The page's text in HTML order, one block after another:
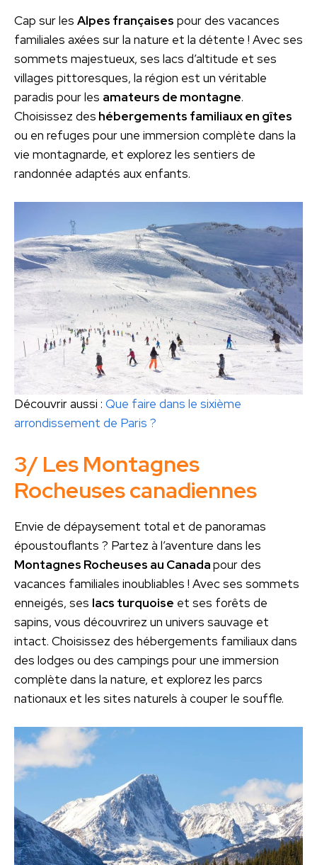
Cap sur les Alpes françaises pour des vacances
familiales axées sur la nature et la détente ! Avec ses
sommets majestueux, ses lacs d’altitude et ses
villages pittoresques, la région est un véritable
paradis pour les amateurs de montagne.
Choisissez des hébergements familiaux en gîtes
ou en refuges pour une immersion complète dans la
vie montagnarde, et explorez les sentiers de
randonnée adaptés aux enfants.
Découvrir aussi : Que faire dans le sixième
arrondissement de Paris ?
3/ Les Montagnes
Rocheuses canadiennes
Envie de dépaysement total et de panoramas
époustouflants ? Partez à l’aventure dans les
Montagnes Rocheuses au Canadapour des
vacances familiales inoubliables ! Avec ses sommets
enneigés, ses lacs turquoise et ses forêts de
sapins, vous découvrirez un univers sauvage et
intact. Choisissez des hébergements familiaux dans
des lodges ou des campings pour une immersion
complète dans la nature, et explorez les parcs
nationaux et les sites naturels à couper le souffle.